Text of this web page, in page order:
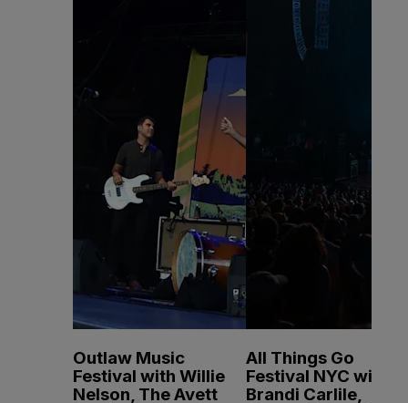
Outlaw Music
Festival with Willie
Nelson, The Avett
All Things Go
Festival NYC with
Brandi Carlile,